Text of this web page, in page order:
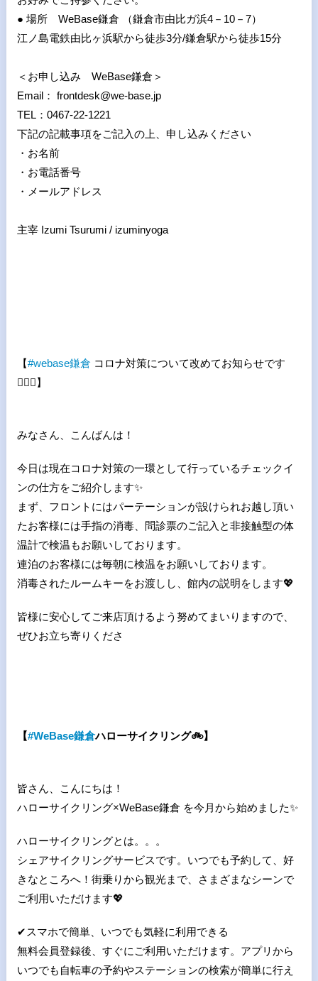
● 場所 WeBase鎌倉 （鎌倉市由比ガ浜4－10－7）
江ノ島電鉄由比ヶ浜駅から徒歩3分/鎌倉駅から徒歩15分
＜お申し込み WeBase鎌倉＞
Email： frontdesk@we-base.jp
TEL：0467-22-1221
下記の記載事項をご記入の上、申し込みください
・お名前
・お電話番号
・メールアドレス
主宰 Izumi Tsurumi / izuminyoga
【#webase鎌倉 コロナ対策について改めてお知らせです
💁🏻】
みなさん、こんばんは！
今日は現在コロナ対策の一環として行っているチェックイ
ンの仕方をご紹介します✨
まず、フロントにはパーテーションが設けられお越し頂い
たお客様には手指の消毒、問診票のご記入と非接触型の体
温計で検温もお願いしております。
連泊のお客様には毎朝に検温をお願いしております。
消毒されたルームキーをお渡しし、館内の説明をします💖
皆様に安心してご来店頂けるよう努めてまいりますので、
ぜひお立ち寄りくださ
【#WeBase鎌倉ハローサイクリング🚲】
皆さん、こんにちは！
ハローサイクリング×WeBase鎌倉 を今月から始めました✨
ハローサイクリングとは。。。
シェアサイクリングサービスです。いつでも予約して、好
きなところへ！街乗りから観光まで、さまざまなシーンで
ご利用いただけます💖
✔ スマホで簡単、いつでも気軽に利用できる
無料会員登録後、すぐにご利用いただけます。アプリから
いつでも自転車の予約やステーションの検索が簡単に行え